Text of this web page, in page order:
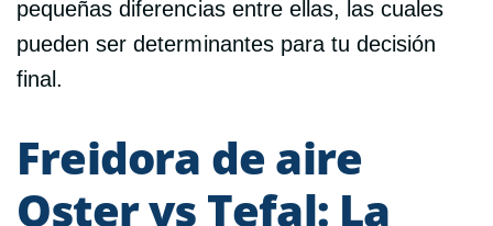
pequeñas diferencias entre ellas, las cuales
pueden ser determinantes para tu decisión
final.
Freidora de aire
Oster vs Tefal: La